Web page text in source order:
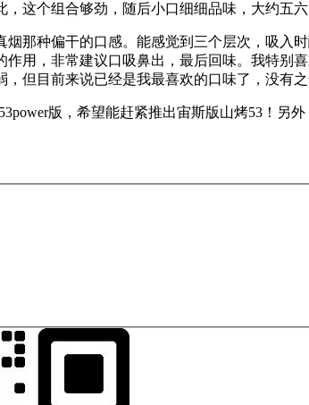
这个组合够劲，随后小口细细品味，大约五
那种偏干的口感。能感觉到三个层次，吸
用，非常建议口吸鼻出，最后回味。我特
但目前来说已经是我最喜欢的口味了，没有之
版，希望能赶紧推出宙斯版山烤53！